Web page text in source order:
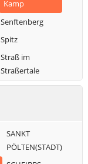
Kamp
Senftenberg
Spitz
Straß im
Straßertale
Stratzing
Weißenkirchen in
der Wachau
SANKT
PÖLTEN(STADT)